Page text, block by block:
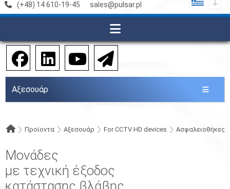
(+48) 14 610-19-45 sales@pulsar.pl
Αξεσουάρ
Προϊοντα Αξεσουάρ For CCTV HD devices Ασφαλειοθήκες
Μονάδες
με τεχνική έξοδος
κατάστασης βλάβης